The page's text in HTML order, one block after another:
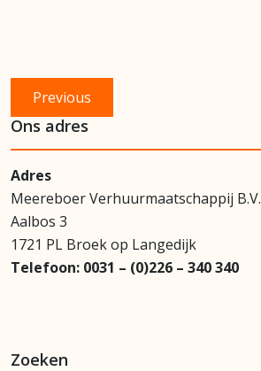
Bericht
navigatie
Previous
post:
Ons adres
Adres
Meereboer Verhuurmaatschappij B.V.
Aalbos 3
1721 PL Broek op Langedijk
Telefoon: 0031 – (0)226 – 340 340
Zoeken